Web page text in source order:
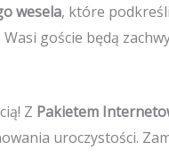
wesela, które
goście będą
Z Pakietem
uroczystości.